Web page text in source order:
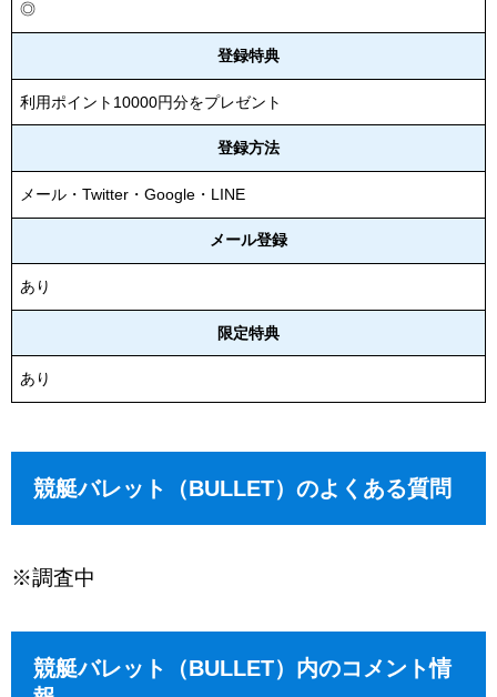
◎
登録特典
利用ポイント10000円分をプレゼント
登録方法
メール・Twitter・Google・LINE
メール登録
あり
限定特典
あり
競艇バレット（BULLET）のよくある質問
※調査中
競艇バレット（BULLET）内のコメント情